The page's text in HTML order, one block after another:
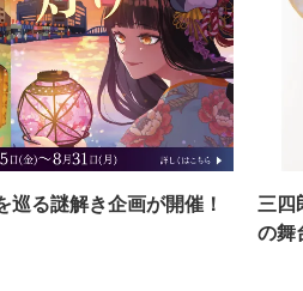
る謎解き企画が開催！
三四
の舞